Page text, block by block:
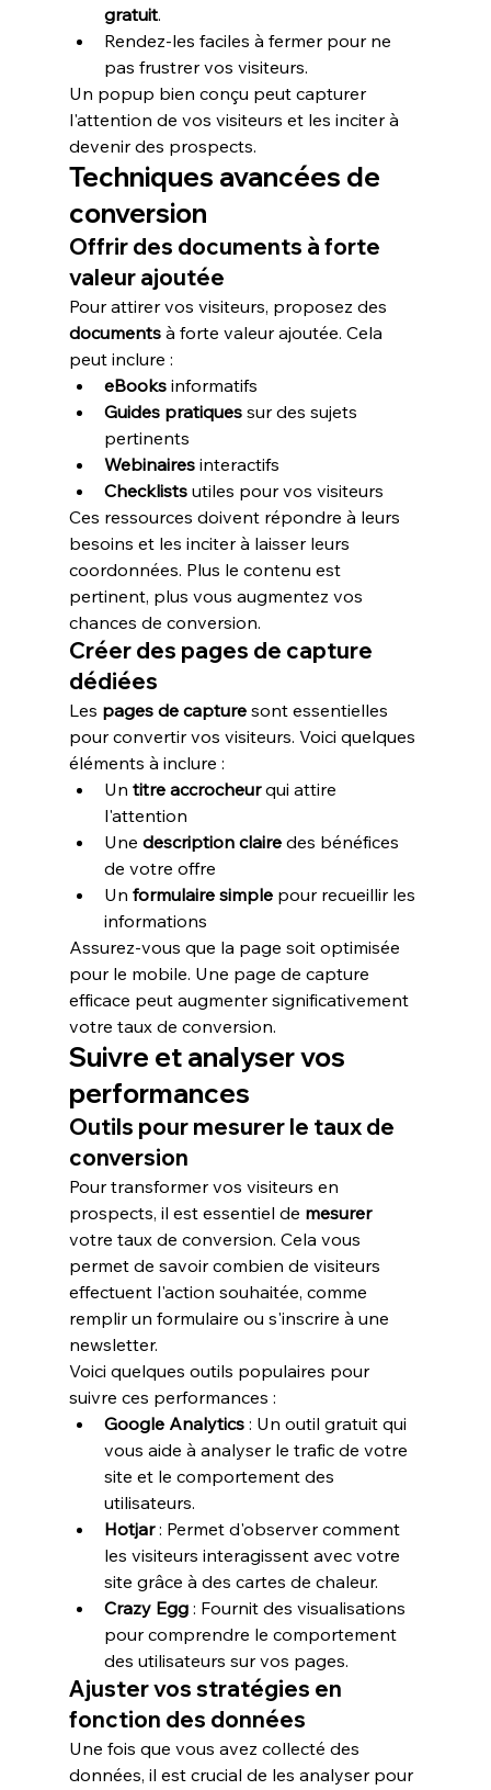
gratuit.
Rendez-les faciles à fermer pour ne
pas frustrer vos visiteurs.
Un popup bien conçu peut capturer
l'attention de vos visiteurs et les inciter à
devenir des prospects.
Techniques avancées de
conversion
Offrir des documents à forte
valeur ajoutée
Pour attirer vos visiteurs, proposez des
documents à forte valeur ajoutée. Cela
peut inclure :
eBooks informatifs
Guides pratiques sur des sujets
pertinents
Webinaires interactifs
Checklists utiles pour vos visiteurs
Ces ressources doivent répondre à leurs
besoins et les inciter à laisser leurs
coordonnées. Plus le contenu est
pertinent, plus vous augmentez vos
chances de conversion.
Créer des pages de capture
dédiées
Les pages de capture sont essentielles
pour convertir vos visiteurs. Voici quelques
éléments à inclure :
Un titre accrocheur qui attire
l'attention
Une description claire des bénéfices
de votre offre
Un formulaire simple pour recueillir les
informations
Assurez-vous que la page soit optimisée
pour le mobile. Une page de capture
efficace peut augmenter significativement
votre taux de conversion.
Suivre et analyser vos
performances
Outils pour mesurer le taux de
conversion
Pour transformer vos visiteurs en
prospects, il est essentiel de mesurer
votre taux de conversion. Cela vous
permet de savoir combien de visiteurs
effectuent l'action souhaitée, comme
remplir un formulaire ou s'inscrire à une
newsletter.
Voici quelques outils populaires pour
suivre ces performances :
Google Analytics : Un outil gratuit qui
vous aide à analyser le trafic de votre
site et le comportement des
utilisateurs.
Hotjar : Permet d'observer comment
les visiteurs interagissent avec votre
site grâce à des cartes de chaleur.
Crazy Egg : Fournit des visualisations
pour comprendre le comportement
des utilisateurs sur vos pages.
Ajuster vos stratégies en
fonction des données
Une fois que vous avez collecté des
données, il est crucial de les analyser pour